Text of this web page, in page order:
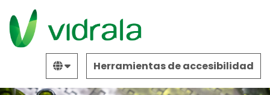
Herramientas de accesibilidad